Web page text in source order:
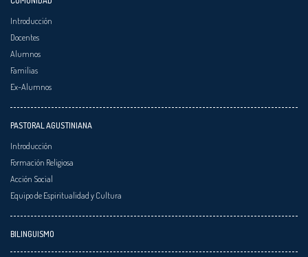
Introducción
Docentes
Alumnos
Familias
Ex-Alumnos
PASTORAL AGUSTINIANA
Introducción
Formación Religiosa
Acción Social
Equipo de Espiritualidad y Cultura
BILINGUISMO